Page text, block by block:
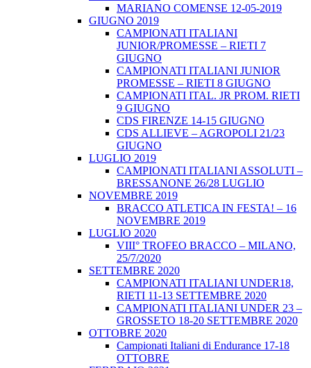
MARIANO COMENSE 12-05-2019
GIUGNO 2019
CAMPIONATI ITALIANI
JUNIOR/PROMESSE – RIETI 7
GIUGNO
CAMPIONATI ITALIANI JUNIOR
PROMESSE – RIETI 8 GIUGNO
CAMPIONATI ITAL. JR PROM. RIETI
9 GIUGNO
CDS FIRENZE 14-15 GIUGNO
CDS ALLIEVE – AGROPOLI 21/23
GIUGNO
LUGLIO 2019
CAMPIONATI ITALIANI ASSOLUTI –
BRESSANONE 26/28 LUGLIO
NOVEMBRE 2019
BRACCO ATLETICA IN FESTA! – 16
NOVEMBRE 2019
LUGLIO 2020
VIII° TROFEO BRACCO – MILANO,
25/7/2020
SETTEMBRE 2020
CAMPIONATI ITALIANI UNDER18,
RIETI 11-13 SETTEMBRE 2020
CAMPIONATI ITALIANI UNDER 23 –
GROSSETO 18-20 SETTEMBRE 2020
OTTOBRE 2020
Campionati Italiani di Endurance 17-18
OTTOBRE